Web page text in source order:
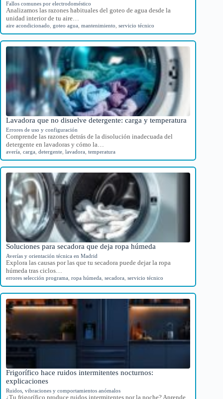
Fallos comunes por electrodoméstico
Analizamos las razones habituales del goteo de agua desde la
unidad interior de tu aire…
aire acondicionado goteo agua mantenimiento servicio técnico
Lavadora que no disuelve detergente: carga y temperatura
Errores de uso y configuración
Comprende las razones detrás de la disolución inadecuada del
detergente en lavadoras y cómo la…
avería carga detergente lavadora temperatura
Soluciones para secadora que deja ropa húmeda
Averías y orientación técnica en Madrid
Explora las causas por las que tu secadora puede dejar la ropa
húmeda tras ciclos…
errores selección programa ropa húmeda secadora servicio técnico
Frigorífico hace ruidos intermitentes nocturnos:
explicaciones
Ruidos, vibraciones y comportamientos anómalos
¿Tu frigorífico produce ruidos intermitentes por la noche? Aprende